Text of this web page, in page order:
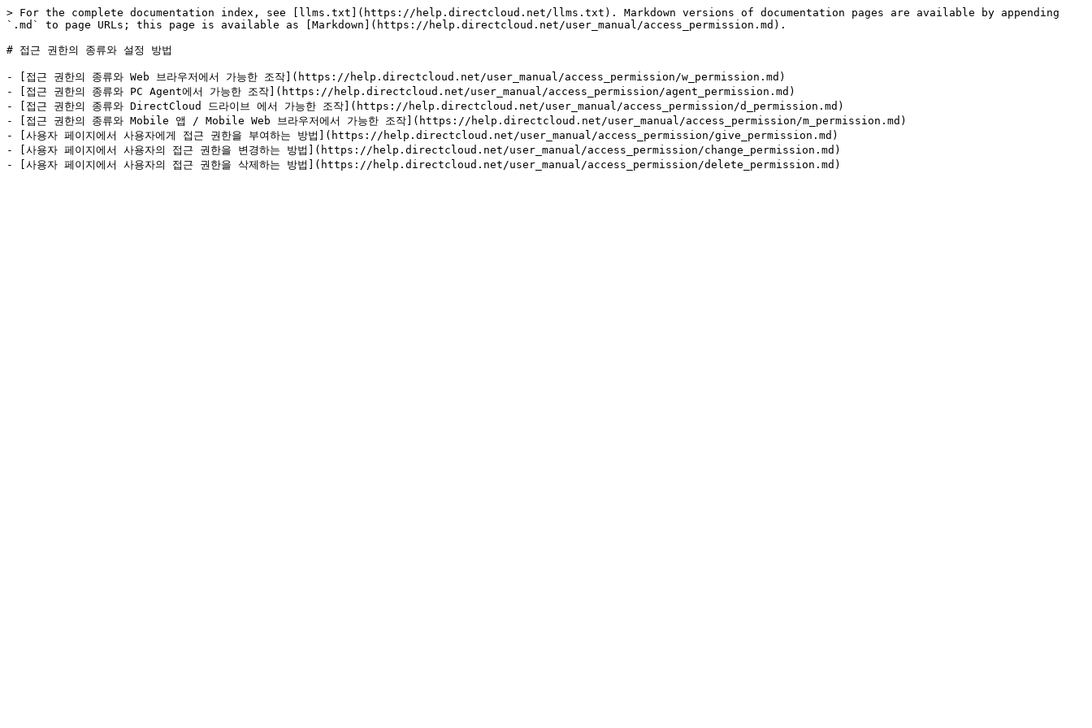
> For the complete documentation index, see [llms.txt](https://help.directcloud.net/llms.txt). Markdown versions of documentation pages are available by appending
`.md` to page URLs; this page is available as [Markdown](https://help.directcloud.net/user_manual/access_permission.md).
# 접근 권한의 종류와 설정 방법
- [접근 권한의 종류와 Web 브라우저에서 가능한 조작](https://help.directcloud.net/user_manual/access_permission/w_permission.md)
- [접근 권한의 종류와 PC Agent에서 가능한 조작](https://help.directcloud.net/user_manual/access_permission/agent_permission.md)
- [접근 권한의 종류와 DirectCloud 드라이브 에서 가능한 조작](https://help.directcloud.net/user_manual/access_permission/d_permission.md)
- [접근 권한의 종류와 Mobile 앱 / Mobile Web 브라우저에서 가능한 조작](https://help.directcloud.net/user_manual/access_permission/m_permission.md)
- [사용자 페이지에서 사용자에게 접근 권한을 부여하는 방법](https://help.directcloud.net/user_manual/access_permission/give_permission.md)
- [사용자 페이지에서 사용자의 접근 권한을 변경하는 방법](https://help.directcloud.net/user_manual/access_permission/change_permission.md)